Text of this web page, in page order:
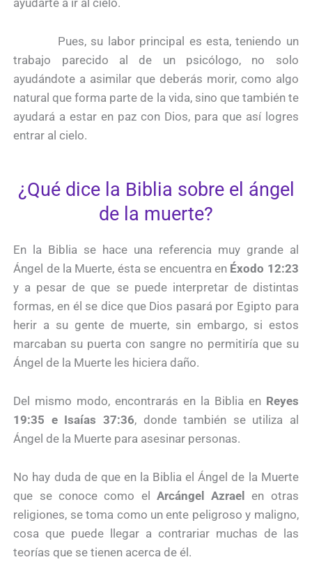
Pues, su labor principal es esta, teniendo un
trabajo parecido al de un psicólogo, no solo
ayudándote a asimilar que deberás morir, como algo
natural que forma parte de la vida, sino que también te
ayudará a estar en paz con Dios, para que así logres
entrar al cielo.
¿Qué dice la Biblia sobre el ángel
de la muerte?
En la Biblia se hace una referencia muy grande al
Ángel de la Muerte, ésta se encuentra en Éxodo 12:23
y a pesar de que se puede interpretar de distintas
formas, en él se dice que Dios pasará por Egipto para
herir a su gente de muerte, sin embargo, si estos
marcaban su puerta con sangre no permitiría que su
Ángel de la Muerte les hiciera daño.
Del mismo modo, encontrarás en la Biblia en Reyes
19:35 e Isaías 37:36, donde también se utiliza al
Ángel de la Muerte para asesinar personas.
No hay duda de que en la Biblia el Ángel de la Muerte
que se conoce como el Arcángel Azrael en otras
religiones, se toma como un ente peligroso y maligno,
cosa que puede llegar a contrariar muchas de las
teorías que se tienen acerca de él.